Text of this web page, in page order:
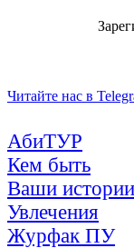
Читайте нас в
АбиТУР
Кем быть
Ваши истории
Увлечения
Журфак ПУ